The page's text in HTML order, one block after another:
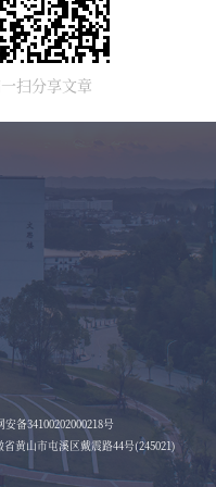
扫分享文章
安备34100202000218号
黄山市屯溪区戴震路44号(245021)